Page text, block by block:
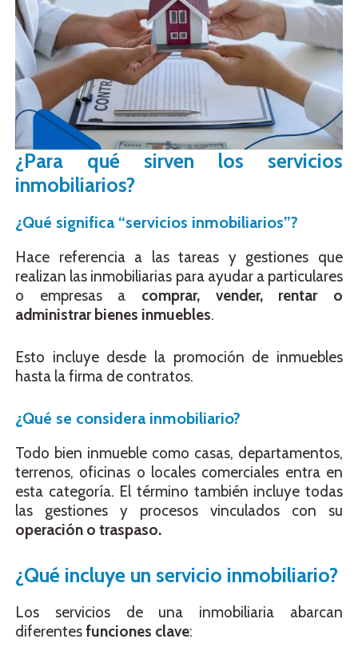
¿Para qué sirven los servicios
inmobiliarios?
¿Qué significa “servicios inmobiliarios”?
Hace referencia a las tareas y gestiones que
realizan las inmobiliarias para ayudar a particulares
o empresas a comprar, vender, rentar o
administrar bienes inmuebles.
Esto incluye desde la promoción de inmuebles
hasta la firma de contratos.
¿Qué se considera inmobiliario?
Todo bien inmueble como casas, departamentos,
terrenos, oficinas o locales comerciales entra en
esta categoría. El término también incluye todas
las gestiones y procesos vinculados con su
operación o traspaso.
¿Qué incluye un servicio inmobiliario?
Los servicios de una inmobiliaria abarcan
diferentesfunciones clave: